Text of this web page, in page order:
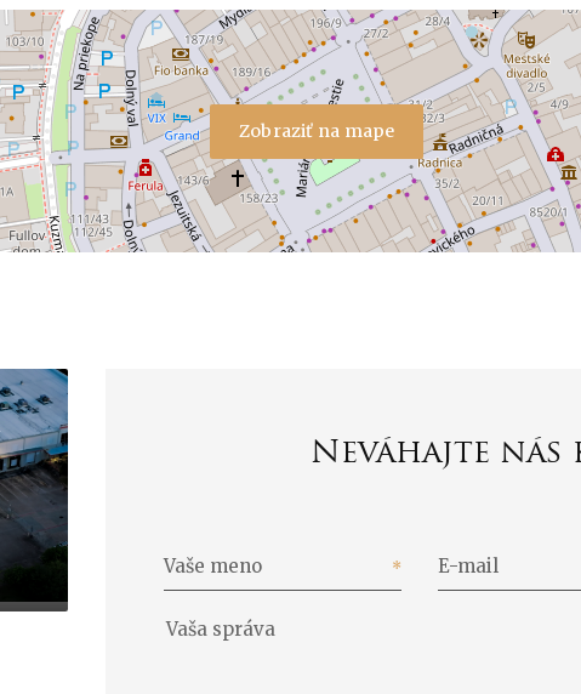
Zobraziť na mape
Neváhajte
Vaše meno E-mail